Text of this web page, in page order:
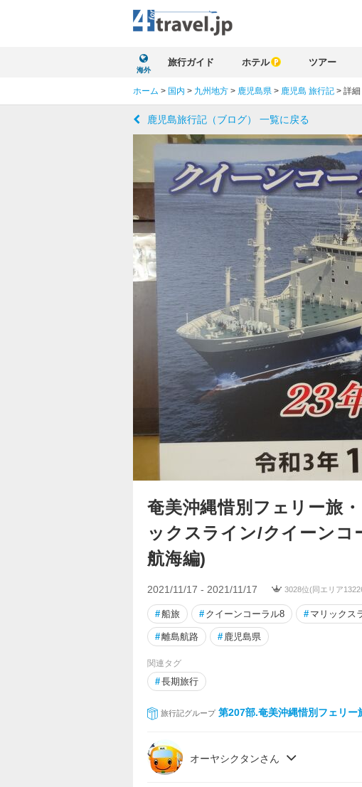
海外
旅行ガイド ホテル ツアー
ホーム > 国内 > 九州地方 > 鹿児島県 > 鹿児島 旅行記 > 詳細
鹿児島旅行記（ブログ） 一覧に戻る
奄美沖縄惜別フェリー旅
ックスライン/クイーンコ
航海編)
2021/11/17 - 2021/11/17 3028位(同エリア
#船旅 # クイーンコーラル8 # マリックス
#離島航路 # 鹿児島県
関連タグ
#長期旅行
旅行記グループ 第207部.奄美沖縄惜別フェリー
オーヤシクタンさん